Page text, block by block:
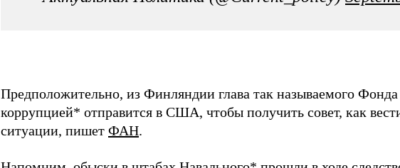
Предположительно, из Финляндии глава так называемого
коррупцией* отправится в США, чтобы получить совет, как
ситуации, пишет ФАН.